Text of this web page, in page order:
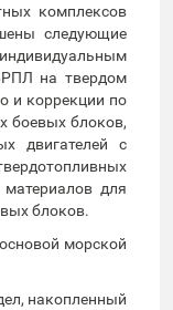
комплексов
следующие
на твердом
и коррекции по
боевых блоков,
двигателей с
для
блоков.
морской
накопленный